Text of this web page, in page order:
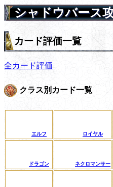
シャドウバース
カード評価一覧
全カード評価
クラス別カード一覧
エルフ ロイヤル
ドラゴン ネクロマンサー